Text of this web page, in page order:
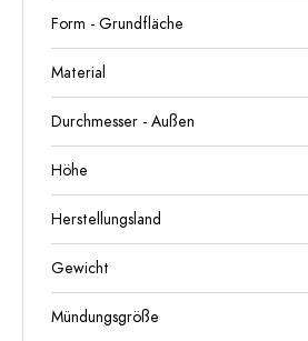
Form - Grundfläche
Material
Durchmesser - Außen
Höhe
Herstellungsland
Gewicht
Mündungsgröße